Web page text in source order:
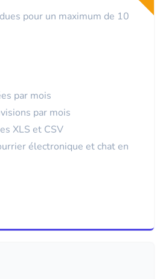
pour un maximum de 10
par mois
par mois
XLS et CSV
électronique et chat en